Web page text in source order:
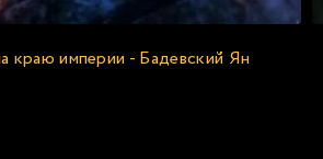
краю империи - Бадевский Ян